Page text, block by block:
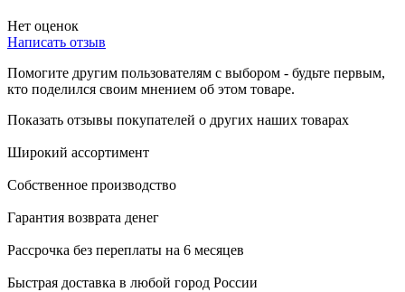
Нет оценок
Написать отзыв
Помогите другим пользователям с выбором - будьте первым,
кто поделился своим мнением об этом товаре.
Показать отзывы покупателей о других наших товарах
Широкий ассортимент
Собственное производство
Гарантия возврата денег
Рассрочка без переплаты на 6 месяцев
Быстрая доставка в любой город России